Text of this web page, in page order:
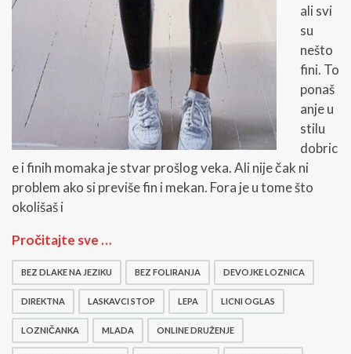
ali svi
su
nešto
fini. To
ponaš
anje u
stilu
dobric
e i finih momaka je stvar prošlog veka. Ali nije čak ni
problem ako si previše fin i mekan. Fora je u tome što
okolišaš i
U
k
a
e
Pročitajte sve …
BEZ DLAKE NA JEZIKU BEZ FOLIRANJA DEVOJKE LOZNICA
DIREKTNA LASKAVCI STOP LEPA LICNI OGLAS
LOZNIČANKA MLADA ONLINE DRUŽENJE